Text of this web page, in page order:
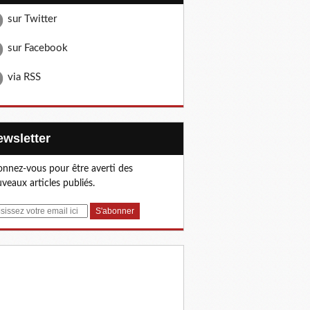
sur Twitter
sur Facebook
via RSS
vous pour être averti des
articles publiés.